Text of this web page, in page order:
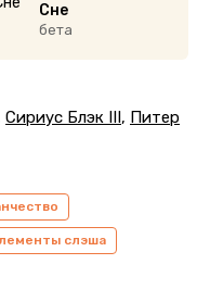
Сне
бета
Сириус Блэк III, Питер
слэша